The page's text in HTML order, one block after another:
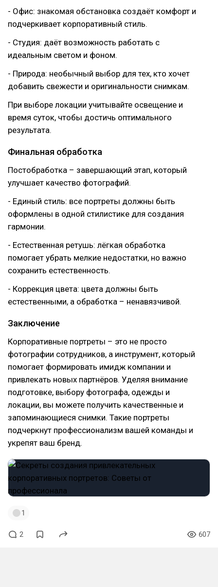
- Офис: знакомая обстановка создаёт комфорт и
подчеркивает корпоративный стиль.
- Студия: даёт возможность работать с
идеальным светом и фоном.
- Природа: необычный выбор для тех, кто хочет
добавить свежести и оригинальности снимкам.
При выборе локации учитывайте освещение и
время суток, чтобы достичь оптимального
результата.
Финальная обработка
Постобработка – завершающий этап, который
улучшает качество фотографий.
- Единый стиль: все портреты должны быть
оформлены в одной стилистике для создания
гармонии.
- Естественная ретушь: лёгкая обработка
помогает убрать мелкие недостатки, но важно
сохранить естественность.
- Коррекция цвета: цвета должны быть
естественными, а обработка – ненавязчивой.
Заключение
Корпоративные портреты – это не просто
фотографии сотрудников, а инструмент, который
помогает формировать имидж компании и
привлекать новых партнёров. Уделяя внимание
подготовке, выбору фотографа, одежды и
локации, вы можете получить качественные и
запоминающиеся снимки. Такие портреты
подчеркнут профессионализм вашей команды и
укрепят ваш бренд.
1
2 607